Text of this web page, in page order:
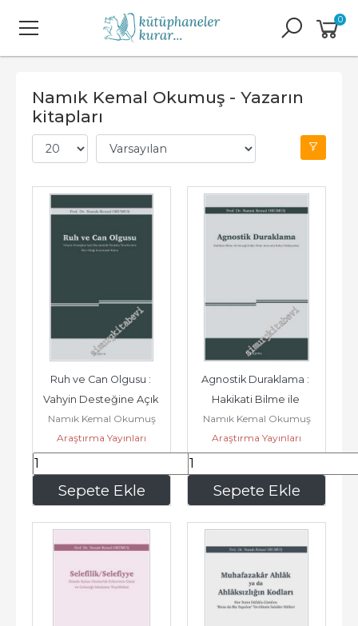
0
Namık Kemal Okumuş - Yazarın
kitapları
Sepete Ekle
Ruh ve Can Olgusu :
Vahyin Desteğine Açık
Durumdaki Yaratılış...
Namık Kemal Okumuş
Araştırma Yayınları
383,25 Sepete Ekle
Agnostik Duraklama :
Hakikati Bilme ile
Gerçeği İnkâr Etme
Arasında...
Namık Kemal Okumuş
Araştırma Yayınları
306,60